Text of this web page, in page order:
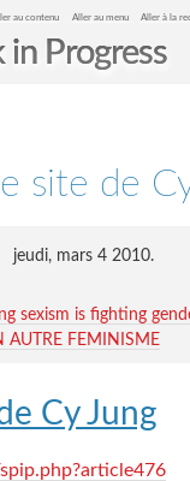
au contenu Aller au menu Aller à la
in Progress
site de
jeudi, mars 4 2010.
sexism is fighting
AUTRE FEMINISME
Cy Jung